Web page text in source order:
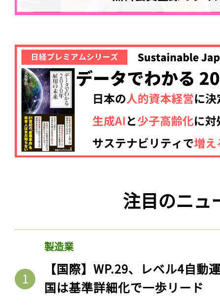
注目のニュ
製造業
【国際】WP.29、レベル4自動
国は基準詳細化で一歩リード
記事をお気に入りに
ログインが必
ログイン
会員登録